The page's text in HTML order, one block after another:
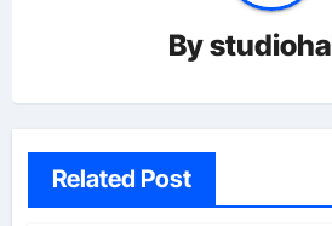
By
Related Post